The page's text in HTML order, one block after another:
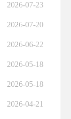
2026-07-23
2026-07-20
2026-06-22
2026-05-18
2026-05-18
2026-04-21